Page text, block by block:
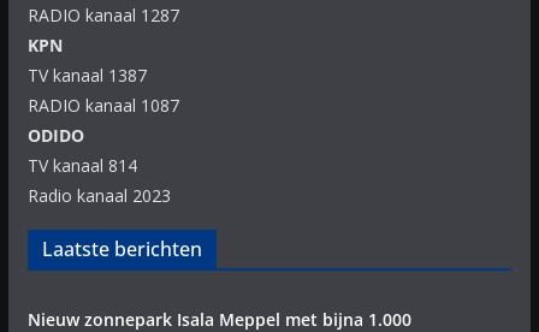
RADIO kanaal 1287
KPN
TV kanaal 1387
RADIO kanaal 1087
ODIDO
TV kanaal 814
Radio kanaal 2023
Laatste berichten
Nieuw zonnepark Isala Meppel met bijna 1.000